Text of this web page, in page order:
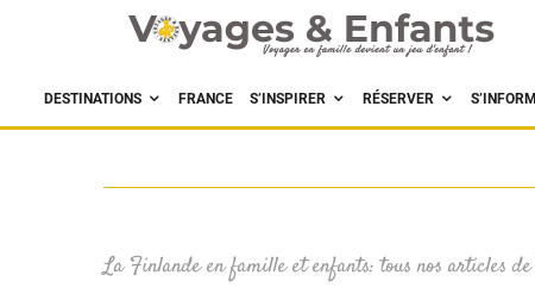
DESTINATIONS FRANCE S’INSPIRER RÉSERVER
La Finlande en famille et enfants: tous nos articles